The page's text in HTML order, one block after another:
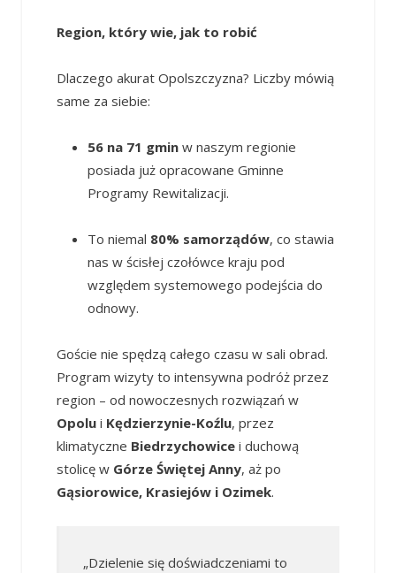
Region, który wie, jak to robić
Dlaczego akurat Opolszczyzna? Liczby mówią
same za siebie:
56 na 71 gminw naszym regionie
posiada już opracowane Gminne
Programy Rewitalizacji.
To niemal 80% samorządów, co stawia
nas w ścisłej czołówce kraju pod
względem systemowego podejścia do
odnowy.
Goście nie spędzą całego czasu w sali obrad.
Program wizyty to intensywna podróż przez
region – od nowoczesnych rozwiązań w
Opolui Kędzierzynie-Koźlu, przez
klimatyczne Biedrzychowicei duchową
stolicę w Górze Świętej Anny, aż po
Gąsiorowice, Krasiejów i Ozimek.
„Dzielenie się doświadczeniami to